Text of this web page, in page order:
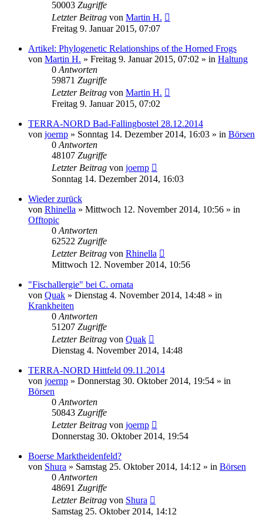
50003 Zugriffe
Letzter Beitrag von Martin H.
Freitag 9. Januar 2015, 07:07
Artikel: Phylogenetic Relationships of the Horned Frogs
von Martin H. » Freitag 9. Januar 2015, 07:02 » in Haltung
0 Antworten
59871 Zugriffe
Letzter Beitrag von Martin H.
Freitag 9. Januar 2015, 07:02
TERRA-NORD Bad-Fallingbostel 28.12.2014
von joernp » Sonntag 14. Dezember 2014, 16:03 » in Börsen
0 Antworten
48107 Zugriffe
Letzter Beitrag von joernp
Sonntag 14. Dezember 2014, 16:03
Wieder zurück
von Rhinella » Mittwoch 12. November 2014, 10:56 » in
Offtopic
0 Antworten
62522 Zugriffe
Letzter Beitrag von Rhinella
Mittwoch 12. November 2014, 10:56
"Fischallergie" bei C. ornata
von Quak » Dienstag 4. November 2014, 14:48 » in
Krankheiten
0 Antworten
51207 Zugriffe
Letzter Beitrag von Quak
Dienstag 4. November 2014, 14:48
TERRA-NORD Hittfeld 09.11.2014
von joernp » Donnerstag 30. Oktober 2014, 19:54 » in
Börsen
0 Antworten
50843 Zugriffe
Letzter Beitrag von joernp
Donnerstag 30. Oktober 2014, 19:54
Boerse Marktheidenfeld?
von Shura » Samstag 25. Oktober 2014, 14:12 » in Börsen
0 Antworten
48691 Zugriffe
Letzter Beitrag von Shura
Samstag 25. Oktober 2014, 14:12